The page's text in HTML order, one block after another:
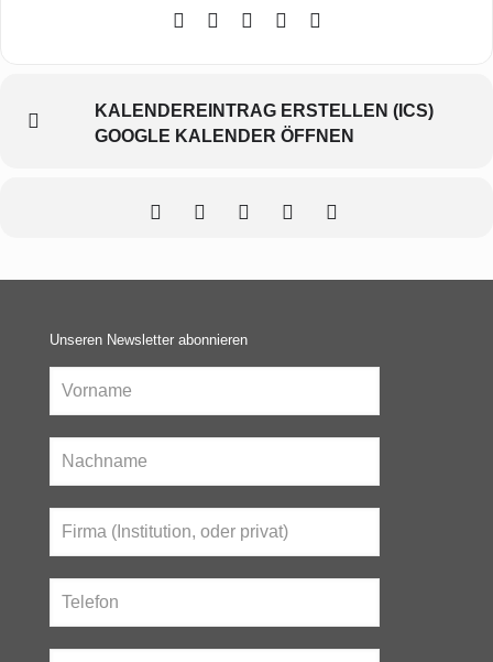
KALENDEREINTRAG ERSTELLEN (ICS)
GOOGLE KALENDER ÖFFNEN
Unseren Newsletter abonnieren